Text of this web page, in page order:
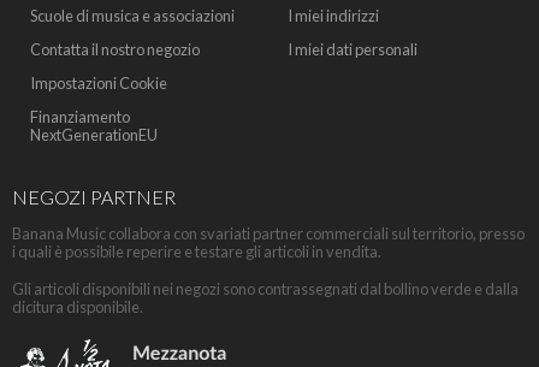
Scuole di musica e associazioni
Contatta il nostro negozio
Impostazioni Cookie
Finanziamento
NextGenerationEU
I miei indirizzi
I miei dati personali
NEGOZI PARTNER
Banana Music collabora con svariati partner commerciali sul territorio, presso
i quali è possibile reperire e testare gli articoli in vendita.
Gli articoli disponibili nei negozi sono contrassegnati dal bollino verde e dalla
dicitura disponibile.